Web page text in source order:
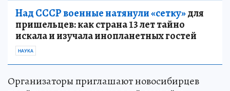
Над СССР военные натянули «сетку»для
пришельцев: как страна 13 лет тайно
искала и изучала инопланетных гостей
НАУКА
Организаторы приглашают новосибирцев